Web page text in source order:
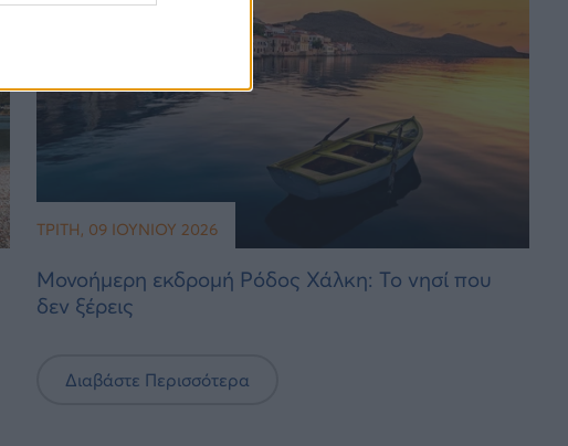
ΤΡΊΤΗ, 09 ΙΟΥΝΊΟΥ 2026
Μονοήμερη εκδρομή Ρόδος Χάλκη: Το νησί που
δεν ξέρεις
Διαβάστε Περισσότερα